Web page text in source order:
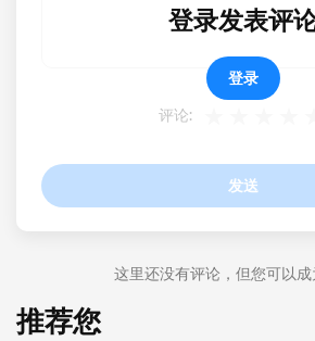
评论:
发送
登录发表评
登录
这里还没有评论，但您可以
推荐您